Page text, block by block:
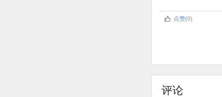
点赞(0)
评论